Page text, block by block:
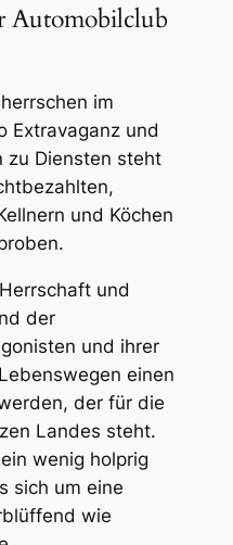
Automobilclub
im
Extravaganz und
zu Diensten steht
und Köchen
und
der
und ihrer
einen
der für die
Landes steht.
wenig holprig
sich um eine
wie